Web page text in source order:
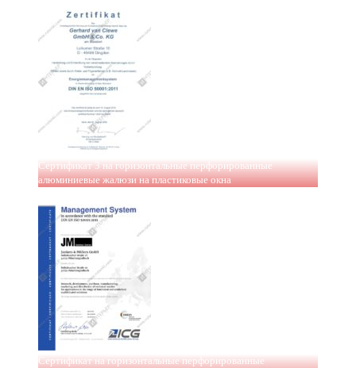
Сертификат 3 на горизонтальные перфорированные
алюминиевые жалюзи на пластиковые окна
Сертификат на горизонтальные перфорированные